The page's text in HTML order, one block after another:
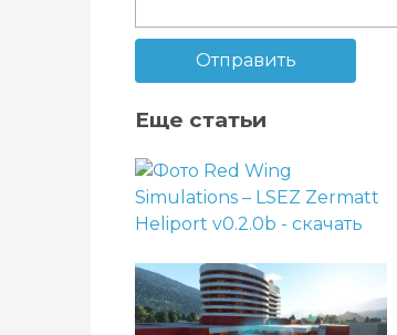
Отправить
Еще статьи